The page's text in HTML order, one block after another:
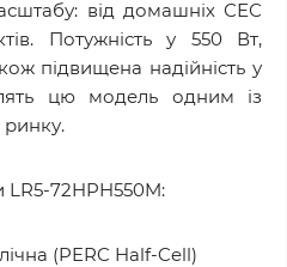
від домашніх СЕС
Потужність у 550 Вт,
підвищена надійність у
цю модель одним із
ринку.
LR5-72HPH550M:
(PERC Half-Cell)